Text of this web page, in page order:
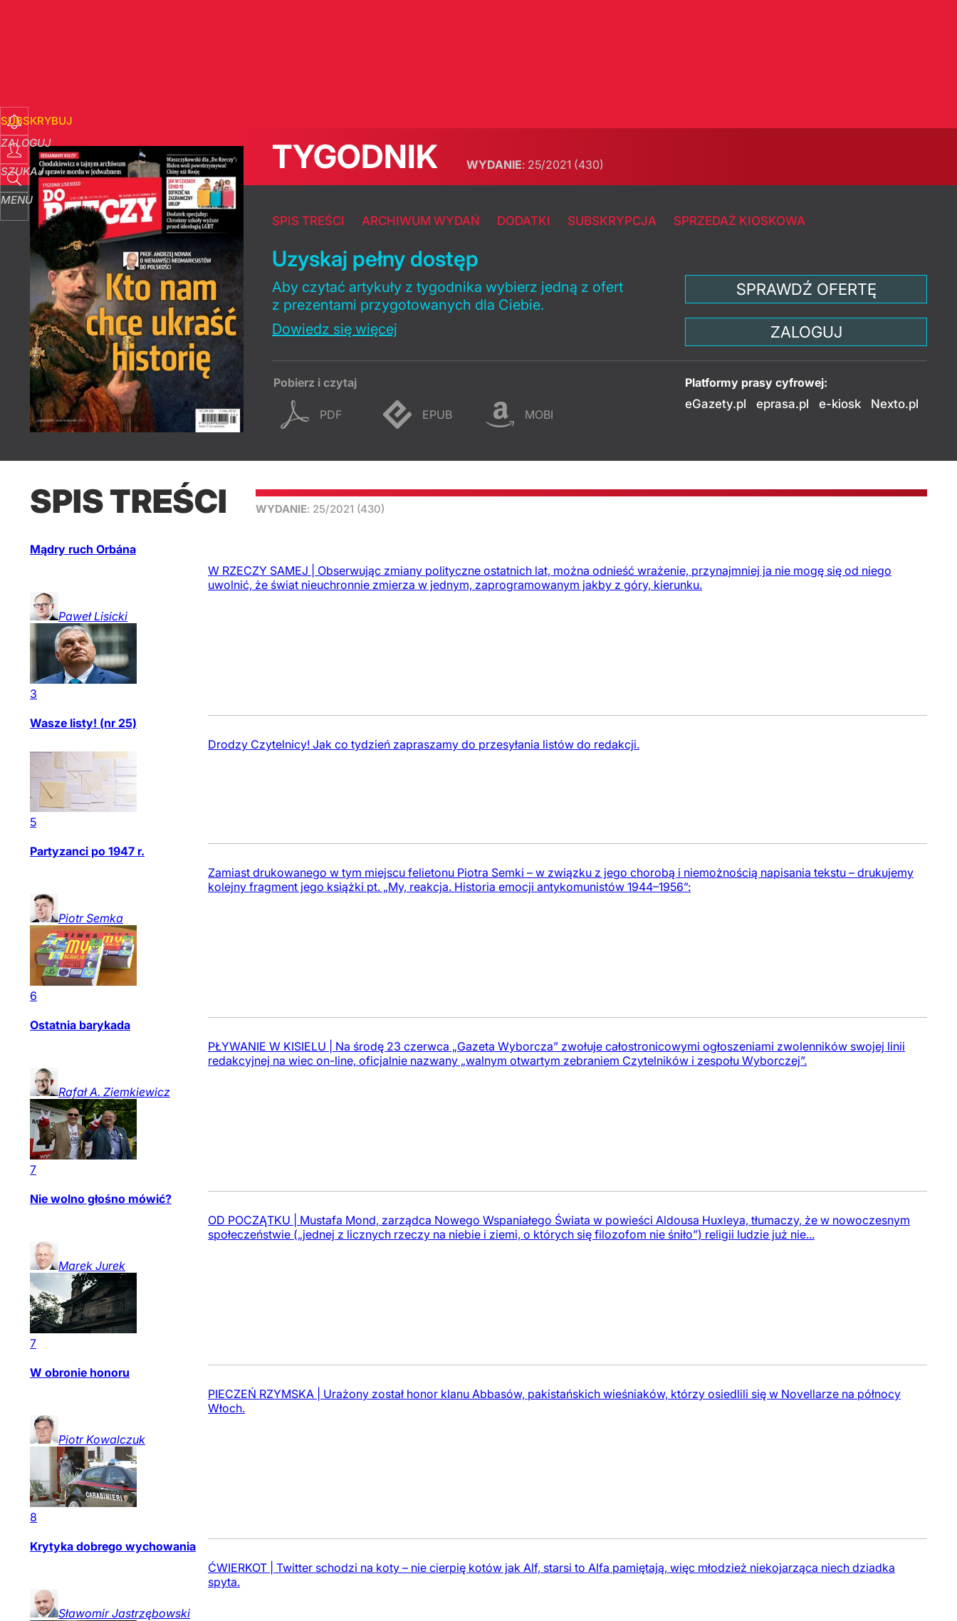
SUBSKRYBUJ
ZALOGUJ
SZUKAJ
MENU
TYGODNIK WYDANIE: 25/2021 (430)
SPIS TREŚCI ARCHIWUM WYDAŃ DODATKI SUBSKRYPCJA SPRZEDAŻ KIOSKOWA
Uzyskaj pełny dostęp
Aby czytać artykuły z tygodnika wybierz jedną z ofert
z prezentami przygotowanych dla Ciebie.
Dowiedz się więcej
SPRAWDŹ OFERTĘ
ZALOGUJ
Pobierz i czytaj
PDF EPUB MOBI
Platformy prasy cyfrowej:
eGazety.pl
eprasa.pl e-kiosk Nexto.pl
SPIS TREŚCI WYDANIE: 25/2021 (430)
Mądry ruch Orbána
W RZECZY SAMEJ | Obserwując zmiany polityczne ostatnich lat, można odnieść wrażenie, przynajmniej ja nie mogę się od niego
uwolnić, że świat nieuchronnie zmierza w jednym, zaprogramowanym jakby z góry, kierunku.
Paweł Lisicki
3
Wasze listy! (nr 25)
Drodzy Czytelnicy! Jak co tydzień zapraszamy do przesyłania listów do redakcji.
5
Partyzanci po 1947 r.
Zamiast drukowanego w tym miejscu felietonu Piotra Semki – w związku z jego chorobą i niemożnością napisania tekstu – drukujemy
kolejny fragment jego książki pt. „My, reakcja. Historia emocji antykomunistów 1944–1956”:
Piotr Semka
6
Ostatnia barykada
PŁYWANIE W KISIELU | Na środę 23 czerwca „Gazeta Wyborcza” zwołuje całostronicowymi ogłoszeniami zwolenników swojej linii
redakcyjnej na wiec on-line, oficjalnie nazwany „walnym otwartym zebraniem Czytelników i zespołu Wyborczej”.
Rafał A. Ziemkiewicz
7
Nie wolno głośno mówić?
OD POCZĄTKU | Mustafa Mond, zarządca Nowego Wspaniałego Świata w powieści Aldousa Huxleya, tłumaczy, że w nowoczesnym
społeczeństwie („jednej z licznych rzeczy na niebie i ziemi, o których się filozofom nie śniło”) religii ludzie już nie...
Marek Jurek
7
W obronie honoru
PIECZEŃ RZYMSKA | Urażony został honor klanu Abbasów, pakistańskich wieśniaków, którzy osiedlili się w Novellarze na północy
Włoch.
Piotr Kowalczuk
8
Krytyka dobrego wychowania
ĆWIERKOT | Twitter schodzi na koty – nie cierpię kotów jak Alf, starsi to Alfa pamiętają, więc młodzież niekojarząca niech dziadka
spyta.
Sławomir Jastrzębowski